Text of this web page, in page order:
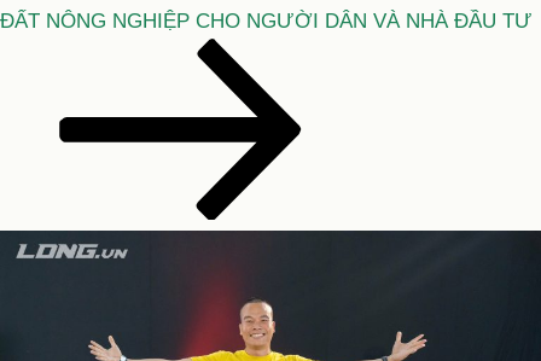
tiếp
ĐẤT NÔNG NGHIỆP CHO NGƯỜI DÂN VÀ NHÀ ĐẦU TƯ